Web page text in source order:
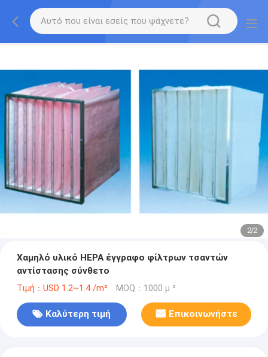
2/2
Χαμηλό υλικό HEPA έγγραφο φίλτρων τσαντών
αντίστασης σύνθετο
Τιμή：USD 1.2~1.4 /m² MOQ：1000 μ ²
Καλύτερη τιμή Επικοινωνήστε